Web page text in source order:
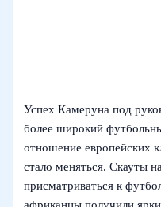
Успех Камеруна под
более широкий
отношение европейских
стало меняться. Скауты
присматриваться к
африканцы получили